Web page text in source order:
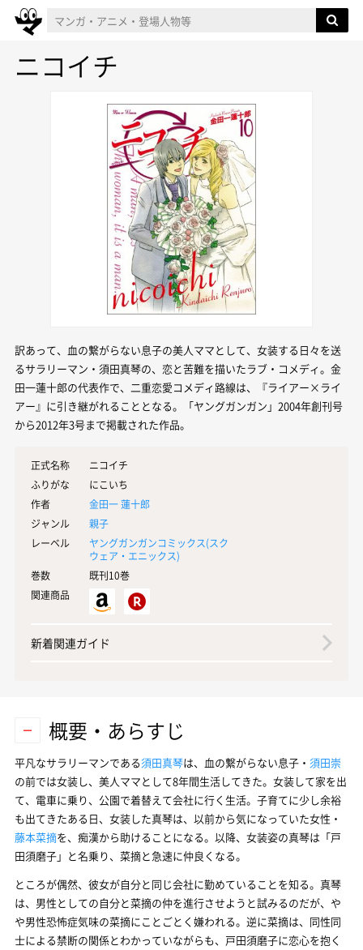
ニコイチ
訳あって、血の繋がらない息子の美人ママとして、女装する日々を送
るサラリーマン・須田真琴の、恋と苦難を描いたラブ・コメディ。金
田一蓮十郎の代表作で、二重恋愛コメディ路線は、『ライアー×ライ
アー』に引き継がれることとなる。「ヤングガンガン」2004年創刊号
から2012年3号まで掲載された作品。
正式名称
ニコイチ
ふりがな
にこいち
作者
金田一 蓮十郎
ジャンル
親子
レーベル
ヤングガンガンコミックス(スク
ウェア・エニックス)
巻数
既刊10巻
関連商品
新着関連ガイド
概要・あらすじ
平凡なサラリーマンである須田真琴は、血の繋がらない息子・ 須田崇
の前では女装し、美人ママとして8年間生活してきた。女装して家を出
て、電車に乗り、公園で着替えて会社に行く生活。子育てに少し余裕
も出てきたある日、女装した真琴は、以前から気になっていた女性・
藤本菜摘を、痴漢から助けることになる。以降、女装姿の真琴は「戸
田須磨子」と名乗り、菜摘と急速に仲良くなる。
ところが偶然、彼女が自分と同じ会社に勤めていることを知る。真琴
は、男性としての自分と菜摘の仲を進行させようと試みるのだが、や
や男性恐怖症気味の菜摘にことごとく嫌われる。逆に菜摘は、同性同
士による禁断の関係とわかっていながらも、戸田須磨子に恋心を抱く